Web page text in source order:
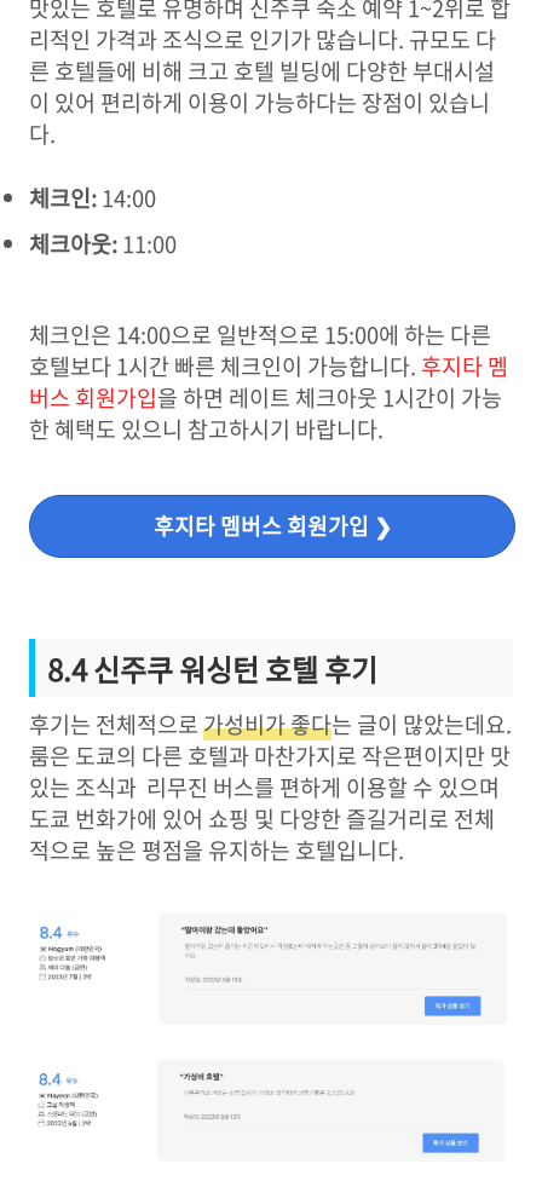
맛있는 호텔로 유명하며 신주쿠 숙소 예약 1~2위로 합
리적인 가격과 조식으로 인기가 많습니다. 규모도 다
른 호텔들에 비해 크고 호텔 빌딩에 다양한 부대시설
이 있어 편리하게 이용이 가능하다는 장점이 있습니
다.
체크인:14:00
체크아웃:11:00
체크인은 14:00으로 일반적으로 15:00에 하는 다른
호텔보다 1시간 빠른 체크인이 가능합니다. 후지타 멤
버스 회원가입을 하면 레이트 체크아웃 1시간이 가능
한 혜택도 있으니 참고하시기 바랍니다.
후지타 멤버스 회원가입 ❯
8.4 신주쿠 워싱턴 호텔 후기
후기는 전체적으로가성비가 좋다는 글이 많았는데요.
룸은 도쿄의 다른 호텔과 마찬가지로 작은편이지만 맛
있는 조식과 리무진 버스를 편하게 이용할 수 있으며
도쿄 번화가에 있어 쇼핑 및 다양한 즐길거리로 전체
적으로 높은 평점을 유지하는 호텔입니다.